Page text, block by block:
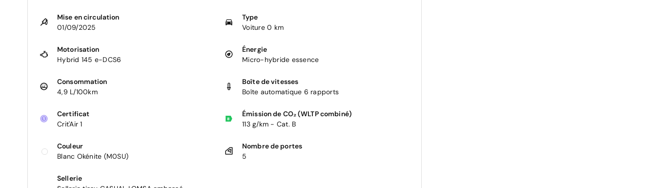
Mise en circulation
01/09/2025
Type
Voiture 0 km
Motorisation
Hybrid 145 e-DCS6
Énergie
Micro-hybride essence
Consommation
4,9 L/100km
Boîte de vitesses
Boîte automatique 6 rapports
Certificat
Crit'Air 1
Émission de CO₂ (WLTP combiné)
113 g/km - Cat. B
Couleur
Blanc Okénite (M0SU)
Nombre de portes
5
Sellerie